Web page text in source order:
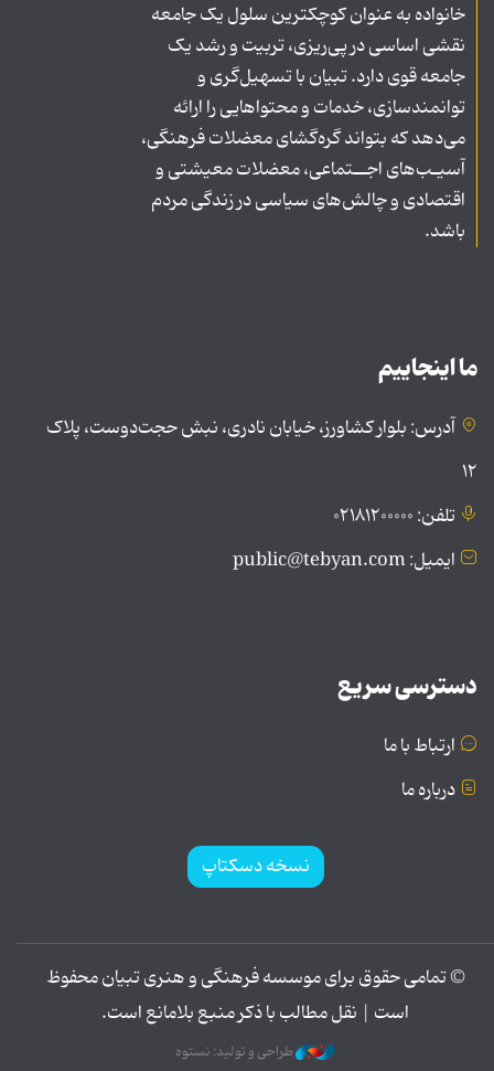
خانواده به عنوان کوچکترین سلول یک جامعه
نقشی اساسی در پی‌ریزی، تربیت و رشد یک
جامعه قوی دارد. تبیان با تسهیل‌گری و
توانمندسازی، خدمات و محتواهایی را ارائه
می‌دهد که بتواند گره‌گشای معضلات فرهنگی،
آسیـب‌های اجــتماعی، معضلات معیشتی و
اقتصادی و چالش‌های سیاسی در زندگی مردم
باشد.
ما اینجاییم
آدرس: بلوار کشاورز، خیابان نادری، نبش حجت‌دوست، پلاک
۱۲
تلفن: ۰۲۱۸۱۲۰۰۰۰۰
ایمیل: public@tebyan.com
دسترسی سریع
ارتباط با ما
درباره ما
نسخه دسکتاپ
© تمامی حقوق برای موسسه فرهنگی و هنری تبیان محفوظ
است | نقل مطالب با ذکر منبع بلامانع است.
طراحی و تولید: نستوه